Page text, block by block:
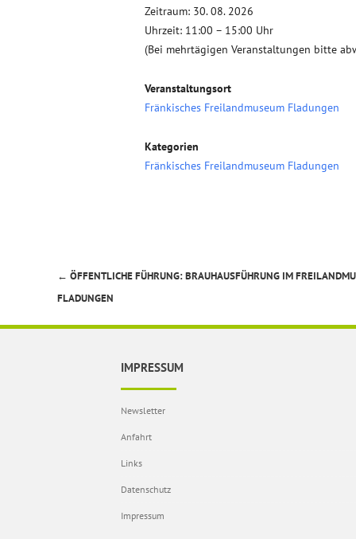
Zeitraum: 30. 08. 2026
Uhrzeit: 11:00 – 15:00 Uhr
(Bei mehrtägigen Veranstaltungen bitte
Veranstaltungsort
Fränkisches Freilandmuseum Fladungen
Kategorien
Fränkisches Freilandmuseum Fladungen
Beitragsnavigation
← ÖFFENTLICHE FÜHRUNG: BRAUHAUSFÜHRUNG IM
FLADUNGEN
IMPRESSUM
Newsletter
Anfahrt
Links
Datenschutz
Impressum